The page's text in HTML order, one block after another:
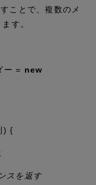
ことで、複数のメ
す。
ー = new
) {
スを返す